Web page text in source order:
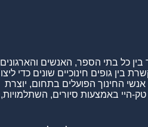
בין כל בתי הספר, האנשים והארגונים
בין גופים חינוכיים שונים כדי
החינוך הפועלים בתחום, יוצרת
היי באמצעות סיורים, השתלמויות,